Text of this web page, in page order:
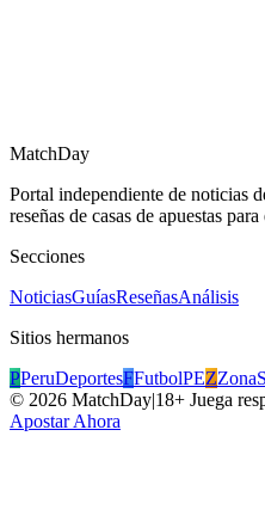
MatchDay
Portal independiente de noticias
reseñas de casas de apuestas
Secciones
NoticiasGuíasReseñasAnálisis
Sitios hermanos
PPeruDeportesFFutbolPEZ
© 2026 MatchDay|18+ Juega
Apostar Ahora